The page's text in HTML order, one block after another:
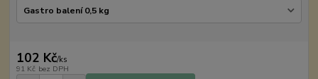
102 Kč/ks
91 Kč bez DPH